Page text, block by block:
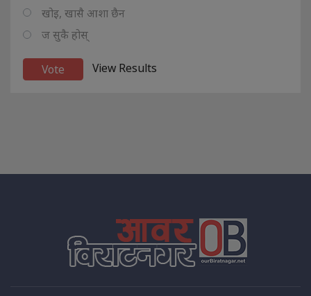
खोइ, खासै आशा छैन
ज सुकै होस्
View Results